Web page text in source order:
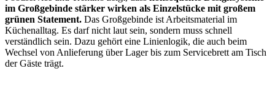
im Großgebinde stärker wirken als Einzelstücke mit großem
grünen Statement. Das Großgebinde ist Arbeitsmaterial im
Küchenalltag. Es darf nicht laut sein, sondern muss schnell
verständlich sein. Dazu gehört eine Linienlogik, die auch beim
Wechsel von Anlieferung über Lager bis zum Servicebrett am Tisch
der Gäste trägt.